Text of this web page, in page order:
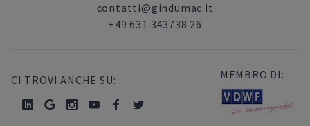
contatti@gindumac.it
+49 631 343738 26
CI TROVI ANCHE SU: MEMBRO DI: